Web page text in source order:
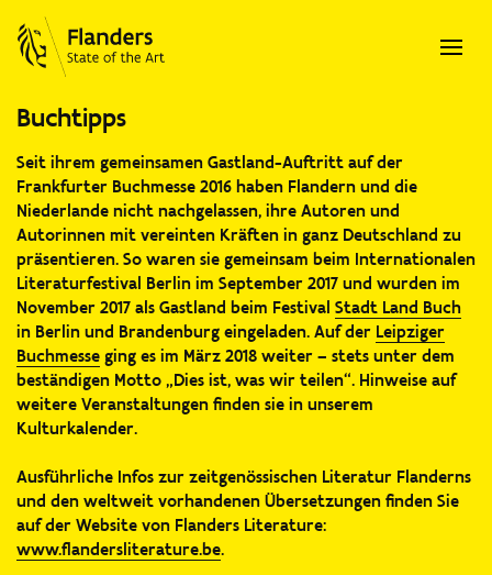
Buchtipps
Seit ihrem gemeinsamen Gastland-Auftritt auf der
Frankfurter Buchmesse 2016 haben Flandern und die
Niederlande nicht nachgelassen, ihre Autoren und
Autorinnen mit vereinten Kräften in ganz Deutschland zu
präsentieren. So waren sie gemeinsam beim Internationalen
Literaturfestival Berlin im September 2017 und wurden im
November 2017 als Gastland beim Festival Stadt Land Buch
in Berlin und Brandenburg eingeladen. Auf der Leipziger
Buchmesse ging es im März 2018 weiter – stets unter dem
beständigen Motto „Dies ist, was wir teilen“. Hinweise auf
weitere Veranstaltungen finden sie in unserem
Kulturkalender.
Ausführliche Infos zur zeitgenössischen Literatur Flanderns
und den weltweit vorhandenen Übersetzungen finden Sie
auf der Website von Flanders Literature:
www.flandersliterature.be.